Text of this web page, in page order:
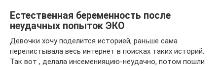
Естественная беременность после
неудачных попыток ЭКО
Девочки хочу поделится историей, раньше сама
перелистывала весь интернет в поисках таких историй.
Так вот , делала инсеменияцию-неудачно, потом пошли